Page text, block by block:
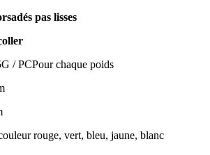
pas lisses
/ PCPour chaque poids
rouge, vert, bleu, jaune, blanc